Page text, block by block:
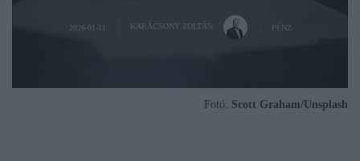
2026-01-11 KARÁCSONY ZOLTÁN PÉNZ
Fotó: Scott Graham/Unsplash